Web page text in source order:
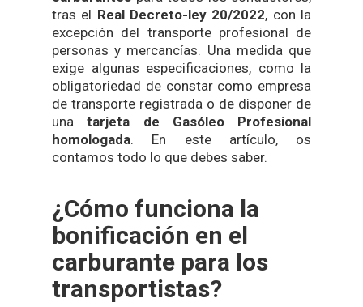
tras el Real Decreto-ley 20/2022, con la
excepción del transporte profesional de
personas y mercancías. Una medida que
exige algunas especificaciones, como la
obligatoriedad de constar como empresa
de transporte registrada o de disponer de
unatarjeta de Gasóleo Profesional
homologada. En este artículo, os
contamos todo lo que debes saber.
¿Cómo funciona la
bonificación en el
carburante para los
transportistas?